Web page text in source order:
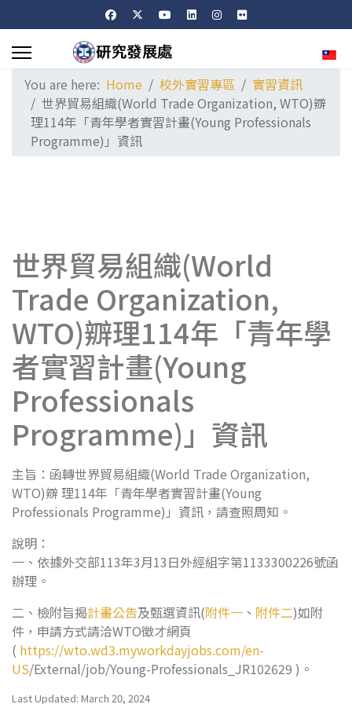
You are here: Home 校外實習專區
實習資訊
世界貿易組織(World Trade Organization, WTO)辧
理114年「青年學者實習計畫(Young Professionals
Programme)」資訊
世界貿易組織(World
Trade Organization,
WTO)辧理114年「青年學
者實習計畫(Young
Professionals
Programme)」資訊
主旨：函轉世界貿易組織(World Trade Organization,
WTO)辧 理114年「青年學者實習計畫(Young
Professionals Programme)」資訊，請查照周知。
說明：
一、依據外交部113年3月13日外經組字第1133300226號函
辦理。
二、檢附旨揭計畫公告及甄選資訊(附件一 、 附件二)如附
件，申請方式請洽WTO徵才網頁
( https://wto.wd3.myworkdayjobs.com/en-
US/External/job/Young-Professionals_JR102629 )。
Last Updated: March 20, 2024